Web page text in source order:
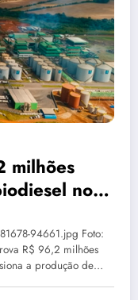
milhões
no
94661.jpg Foto:
R$ 96,2 milhões
a produção de…